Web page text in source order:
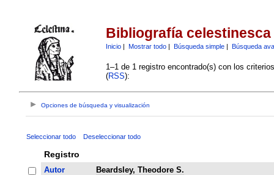
Bibliografía celestinesca
Inicio| Mostrar todo| Búsqueda simple| Búsqueda
1–1 de 1 registro encontrado(s) con los
(RSS):
Opciones de búsqueda y visualización
Seleccionar todo Deseleccionar todo
Registro
Autor
Beardsley, Theodore S.